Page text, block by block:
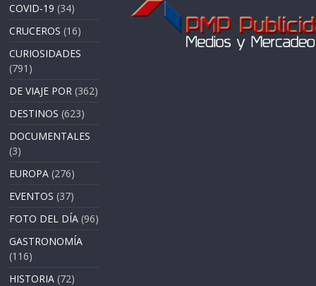
COVID-19 (34)
CRUCEROS (16)
CURIOSIDADES
(791)
DE VIAJE POR (362)
DESTINOS (623)
DOCUMENTALES
(3)
EUROPA (276)
EVENTOS (37)
FOTO DEL DÍA (96)
GASTRONOMÍA
(116)
HISTORIA (72)